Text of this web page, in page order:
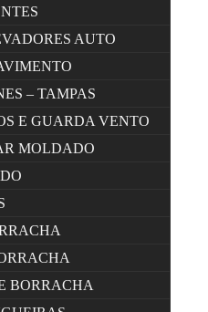
AUTO
– TAMPAS
E GUARDA VENTO
MOLDADO
BORRACHA